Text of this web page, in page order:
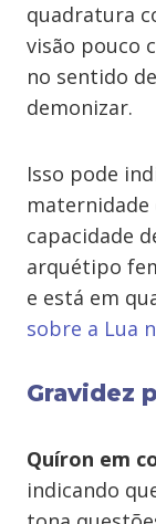
quadratura
visão pouco
no sentido
demonizar.
Isso pode
maternidade
capacidade
arquétipo
e está em
sobre a Lua
Gravidez
Quíron em
indicando